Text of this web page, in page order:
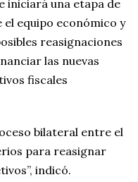
iniciará una etapa de
equipo económico y
reasignaciones
las nuevas
fiscales
bilateral entre el
para reasignar
indicó.